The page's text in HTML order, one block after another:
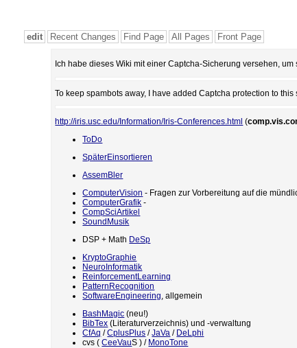
edit Recent Changes Find Page All Pages Front Page
Ich habe dieses Wiki mit einer Captcha-Sicherung versehen,
To keep spambots away, I have added Captcha protection to
http://iris.usc.edu/Information/Iris-Conferences.html (
ToDo
SpäterEinsortieren
AssemBler
ComputerVision - Fragen zur Vorbereitung auf die
ComputerGrafik -
CompSciArtikel
SoundMusik
DSP + Math DeSp
KryptoGraphie
NeuroInformatik
ReinforcementLearning
PatternRecognition
SoftwareEngineering, allgemein
BashMagic (neu!)
BibTex (Literaturverzeichnis) und -verwaltung
CfAq /CplusPlus /JaVa / DeLphi
cvs (CeeVauS ) / MonoTone